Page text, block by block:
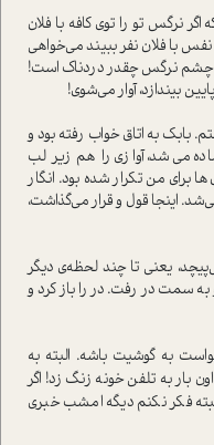
نرگس تو را توی کافه با فلان
با فلان نفر ببیند می‌خواهی
چشم نرگس چقدر دردناک است!
بیندازد، آوار می‌شوی!
بابک به اتاق خواب رفته بود و
می‌شد، آوازی را هم زیر لب
برای من تکرار شده بود. انگار
اینجا قول و قرار می‌گذاشت،
یعنی تا چند لحظه‌ی دیگر
به سمت در رفت. در را باز کرد و
به گوشیت باشه. البته به
بار به تلفن خونه زنگ زد! اگر
فکر نکنم دیگه امشب خبری